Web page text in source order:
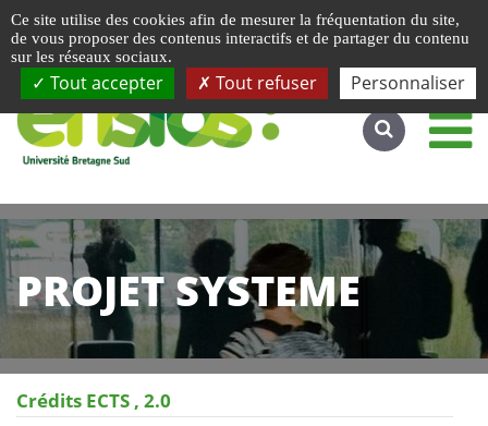
Accéder au site complet
PROJET SYSTEME
Crédits ECTS 2.0
Ce site utilise des cookies afin de mesurer la fréquentation du site,
de vous proposer des contenus interactifs et de partager du contenu
sur les réseaux sociaux.
Tout accepter Tout refuser Personnaliser